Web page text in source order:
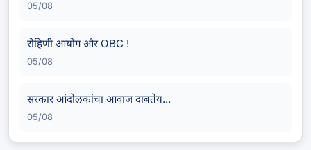
05/08
रोहिणी आयोग और OBC !
05/08
सरकार आंदोलकांचा आवाज दाबतेय...
05/08